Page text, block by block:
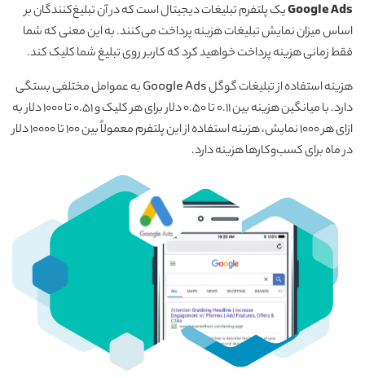
Google Adsیک پلتفرم تبلیغات دیجیتال است که در آن تبلیغ‌کنندگان بر
اساس میزان نمایش تبلیغات هزینه پرداخت می‌کنند. به این معنی که شما
فقط زمانی هزینه پرداخت خواهید کرد که کاربر روی تبلیغ شما کلیک کند.
هزینه استفاده از تبلیغات گوگل Google Ads به عموامل مختلفی بستگی
دارد. با میانگین هزینه بین 0.11 تا 0.50 دلار برای هر کلیک و 0.51 تا 1000 دلار به
ازای هر 1000 نمایش، هزینه استفاده از این پلتفرم معمولاً بین 100 تا 10000 دلار
در ماه برای کسب‌وکارها هزینه دارد.